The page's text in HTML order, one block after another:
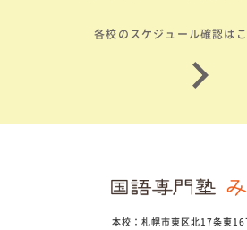
各校のスケジュール確認はこ
本校：札幌市東区北17条東